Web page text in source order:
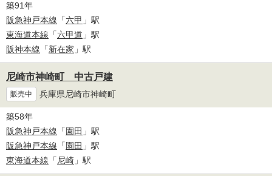
築91年
阪急神戸本線 「六甲 」駅
東海道本線 「六甲道 」駅
阪神本線 「新在家 」駅
尼崎市神崎町 中古戸建
販売中 兵庫県尼崎市神崎町
築58年
阪急神戸本線 「 園田 」駅
阪急神戸本線 「 園田 」駅
東海道本線 「 尼崎 」駅